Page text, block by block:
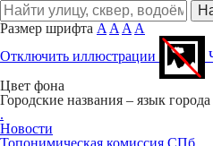
Размер шрифта A A A A
Отключить иллюстрации
Цвет фона
Городские названия – язык города
.
Новости
Топонимическая комиссия СПб